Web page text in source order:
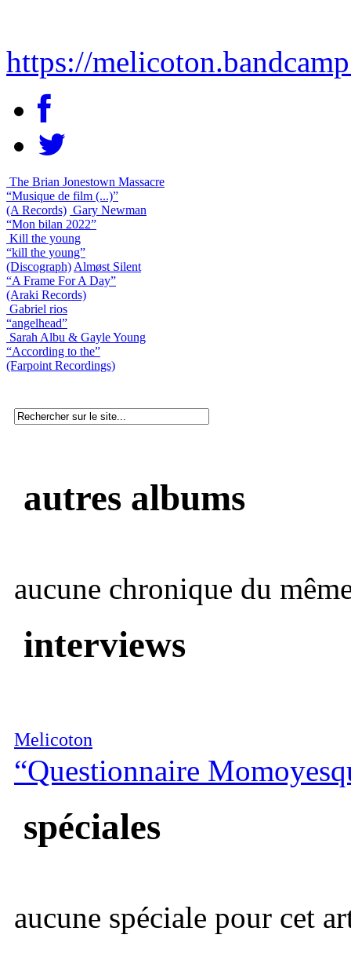
https://
The Brian Jonestown Massacre
“Musique de film (...)”
(A Records) Gary Newman
“Mon bilan 2022”
Kill the young
“kill the young”
(Discograph) Almøst Silent
“A Frame For A Day”
(Araki Records)
Gabriel rios
“angelhead”
Sarah Albu & Gayle Young
“According to the”
(Farpoint Recordings)
autres albums
aucune chronique du
interviews
Melicoton
“Questionnaire
spéciales
aucune spéciale pour cet